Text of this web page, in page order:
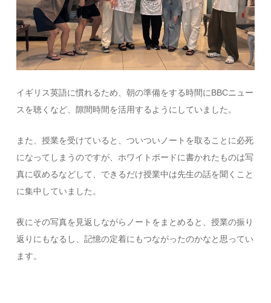
イギリス英語に慣れるため、朝の準備をする時間にBBCニュー
スを聴くなど、隙間時間を活用するようにしていました。
また、授業を受けていると、ついついノートを取ることに必死
になってしまうのですが、ホワイトボードに書かれたものは写
真に収めるなどして、できるだけ授業中は先生の話を聞くこと
に集中していました。
夜にその写真を見返しながらノートをまとめると、授業の振り
返りにもなるし、記憶の定着にもつながったのかなと思ってい
ます。